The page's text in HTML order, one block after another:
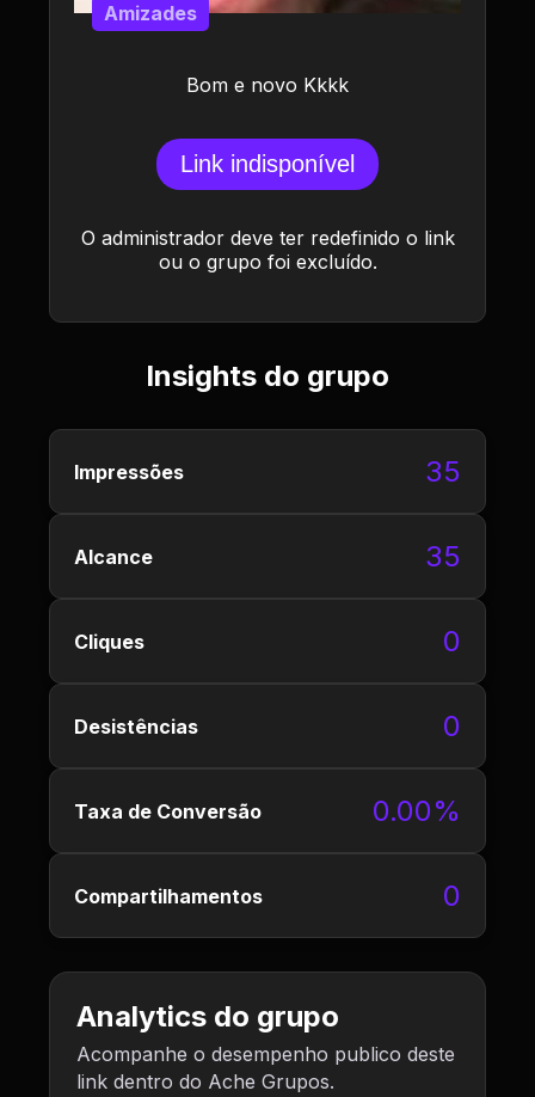
Bom e novo Kkkk
Amizades
Link indisponível
O administrador deve ter redefinido o link
ou o grupo foi excluído.
Insights do grupo
Impressões 35
Alcance 35
Cliques 0
Desistências 0
Taxa de Conversão 0.00%
Compartilhamentos 0
Analytics do grupo
Acompanhe o desempenho publico deste
link dentro do Ache Grupos.